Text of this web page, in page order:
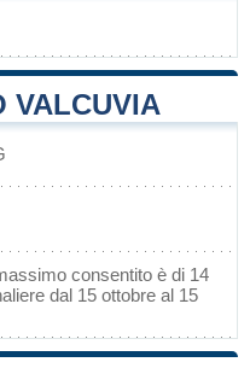
VALCUVIA
consentito è di 14
dal 15 ottobre al 15